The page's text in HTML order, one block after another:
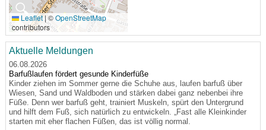
🔍
Leaflet|©OpenStreetMap
contributors
Aktuelle Meldungen
06.08.2026
Barfußlaufen fördert gesunde Kinderfüße
Kinder ziehen im Sommer gerne die Schuhe aus, laufen barfuß über
Wiesen, Sand und Waldboden und stärken dabei ganz nebenbei ihre
Füße. Denn wer barfuß geht, trainiert Muskeln, spürt den Untergrund
und hilft dem Fuß, sich natürlich zu entwickeln. „Fast alle Kleinkinder
starten mit eher flachen Füßen, das ist völlig normal.